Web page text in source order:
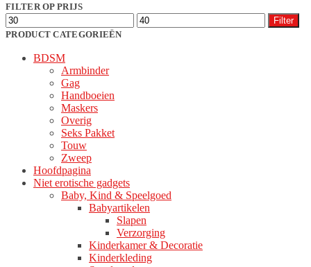
kan
FILTER OP PRIJS
Min.
prijs
Max.
prijs
Filter
PRODUCT CATEGORIEËN
BDSM
Armbinder
Gag
Handboeien
Maskers
Overig
Seks Pakket
Touw
Zweep
Hoofdpagina
Niet erotische gadgets
Baby, Kind & Speelgoed
Babyartikelen
Slapen
Verzorging
Kinderkamer & Decoratie
Kinderkleding